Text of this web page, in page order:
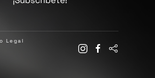
Legal